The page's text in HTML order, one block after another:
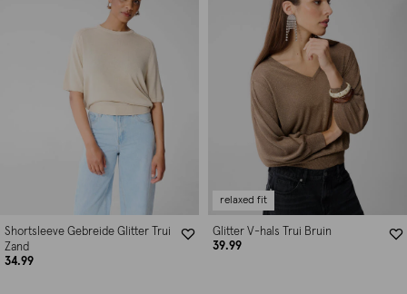
Shortsleeve Gebreide Glitter Trui
Zand
34.99
relaxed fit
Glitter V-hals Trui Bruin
39.99